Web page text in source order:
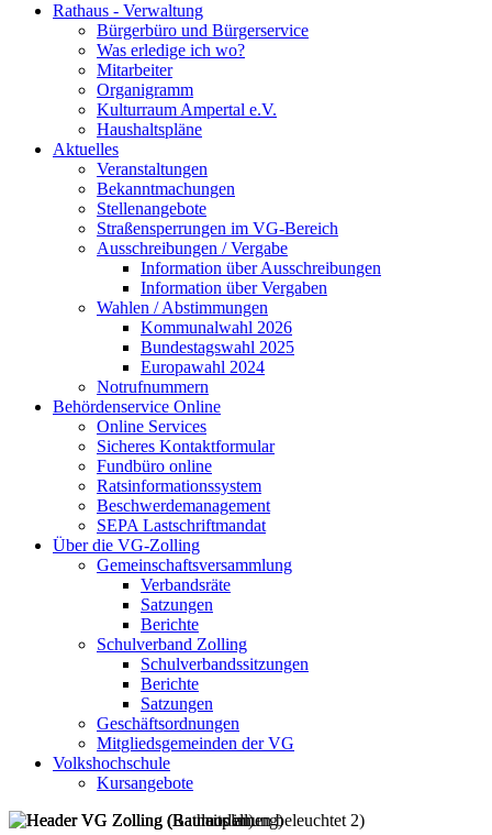
Rathaus - Verwaltung
Bürgerbüro und Bürgerservice
Was erledige ich wo?
Mitarbeiter
Organigramm
Kulturraum Ampertal e.V.
Haushaltspläne
Aktuelles
Veranstaltungen
Bekanntmachungen
Stellenangebote
Straßensperrungen im VG-Bereich
Ausschreibungen / Vergabe
Information über Ausschreibungen
Information über Vergaben
Wahlen / Abstimmungen
Kommunalwahl 2026
Bundestagswahl 2025
Europawahl 2024
Notrufnummern
Behördenservice Online
Online Services
Sicheres Kontaktformular
Fundbüro online
Ratsinformationssystem
Beschwerdemanagement
SEPA Lastschriftmandat
Über die VG-Zolling
Gemeinschaftsversammlung
Verbandsräte
Satzungen
Berichte
Schulverband Zolling
Schulverbandssitzungen
Berichte
Satzungen
Geschäftsordnungen
Mitgliedsgemeinden der VG
Volkshochschule
Kursangebote